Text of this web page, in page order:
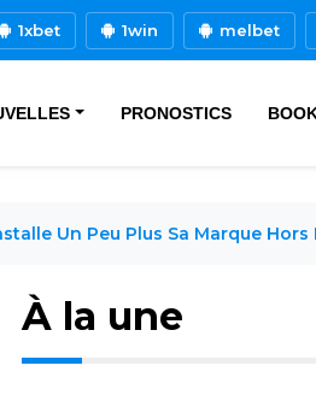
1xbet 1win melbet
PRONOSTICS
Un Peu Plus Sa Marque Hors
À la une